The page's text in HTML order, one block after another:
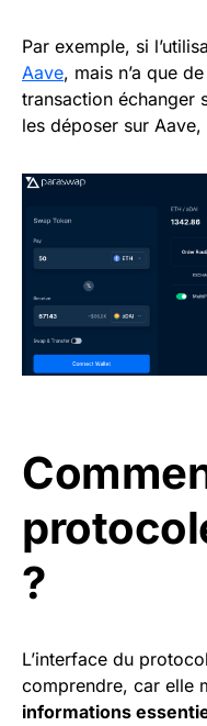
Par exemple, si
Aave, mais n’a que
transaction échanger
les déposer sur
?
L’interface du
comprendre, car elle
informations